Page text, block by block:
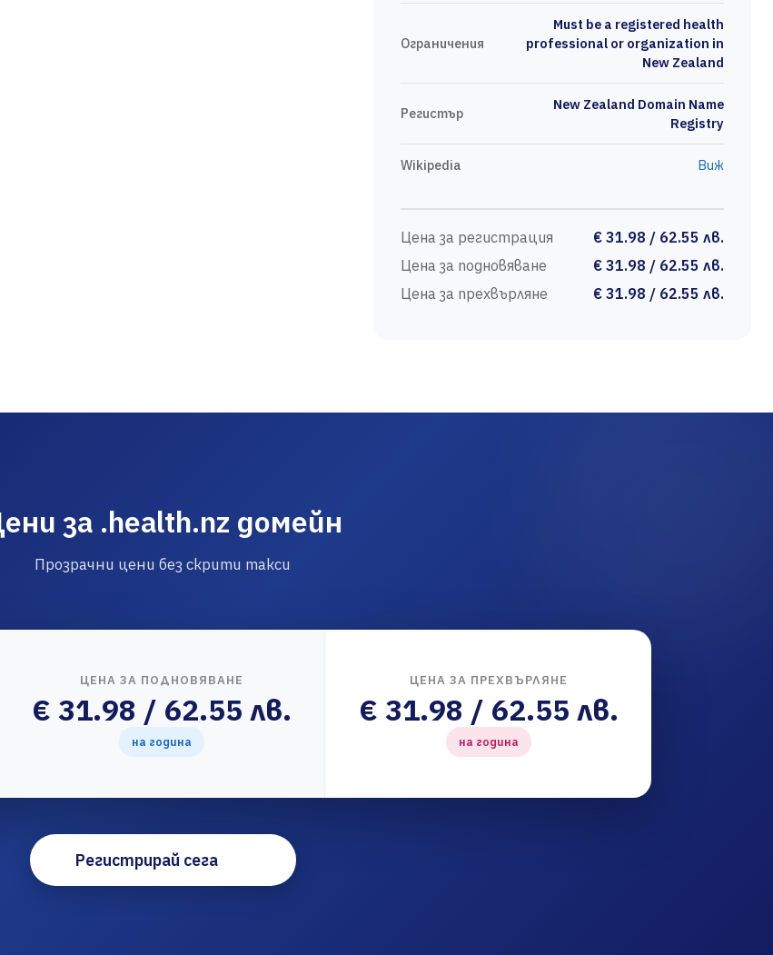
Ограничения
Must be a registered health
professional or organization in
New Zealand
Регистър
New Zealand Domain Name
Registry
Wikipedia Виж
Цена за регистрация
€ 31.98 / 62.55 лв.
Цена за подновяване
€ 31.98 / 62.55 лв.
Цена за прехвърляне
€ 31.98 / 62.55 лв.
за .health.nz домейн
Прозрачни цени без скрити такси
ЦЕНА ЗА ПОДНОВЯВАНЕ
€ 31.98 / 62.55 лв.
на година
ЦЕНА ЗА ПРЕХВЪРЛЯНЕ
€ 31.98 / 62.55 лв.
на година
Регистрирай сега